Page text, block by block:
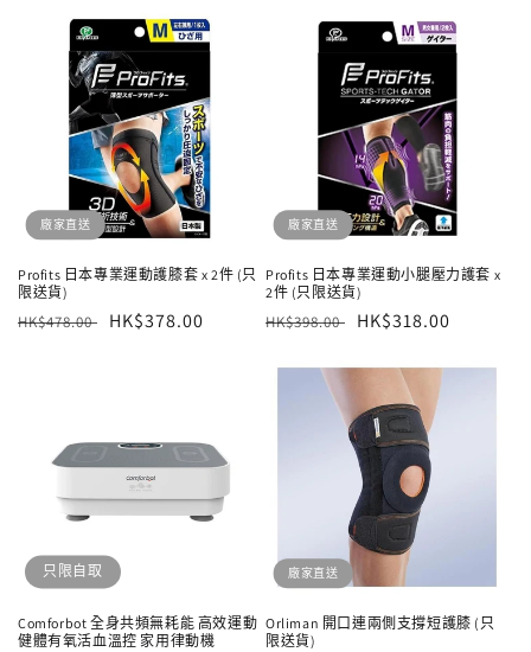
廠家直送
Profits 日本專業運動護膝套 x 2件 (只
限送貨)
定
HK$478.00
售
HK$378.00
廠家直送
Profits 日本專業運動小腿壓力護套 x
2件 (只限送貨)
定
HK$398.00
售
HK$318.00
只限自取
Comforbot 全身共頻無耗能 高效運動
健體有氧活血溫控 家用律動機
廠家直送
Orliman 開口連兩側支撐短護膝 (只
限送貨)